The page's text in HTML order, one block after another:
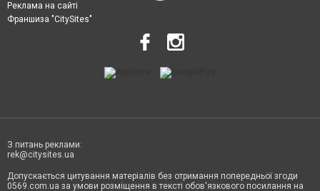
Реклама на сайті
Франшиза "CitySites"
З питань реклами:
rek@citysites.ua
Допускається цитування матеріалів без отримання попередньої згоди
0569.com.ua за умови розміщення в тексті обов'язкового посилання на